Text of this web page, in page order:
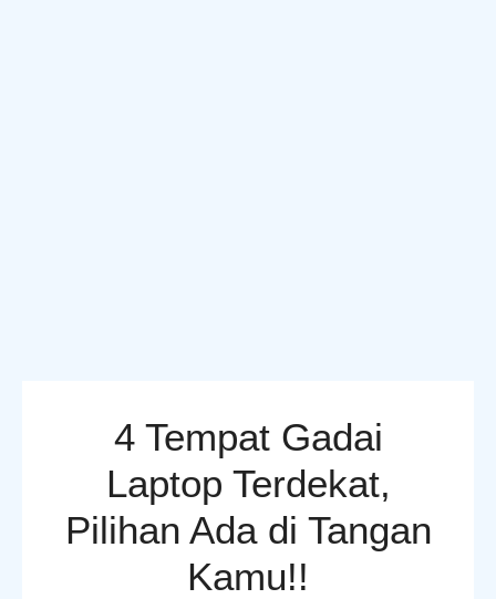
4 Tempat Gadai
Laptop Terdekat,
Pilihan Ada di Tangan
Kamu!!